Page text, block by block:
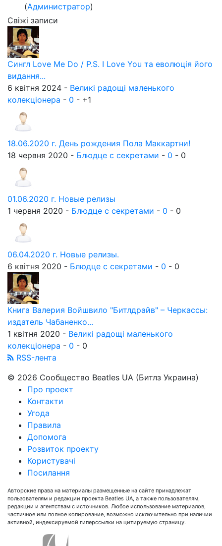
(Администратор)
Свіжі записи
Сингл Love Me Do / P.S. I Love You та еволюція його
видання...
6 квітня 2024 - Великі радощі маленького
колекціонера - 0 - +1
18.06.2020 г. День рождения Пола Маккартни!
18 червня 2020 - Блюдце с секретами - 0 - 0
01.06.2020 г. Новые релизы
1 червня 2020 - Блюдце с секретами - 0 - 0
06.04.2020 г. Новые релизы.
6 квітня 2020 - Блюдце с секретами - 0 - 0
Книга Валерия Войшвило "Битлдрайв" – Черкассы:
издатель Чабаненко...
1 квітня 2020 - Великі радощі маленького
колекціонера - 0 - 0
RSS-лента
© 2026 Сообщество Beatles UA (Битлз Украина)
Про проект
Контакти
Угода
Правила
Допомога
Розвиток проекту
Користувачі
Посилання
Авторские права на материалы размещенные на сайте принадлежат
пользователям и редакции проекта Beatles UA, а также пользователям,
редакции и агентствам с источников. Любое использование материалов,
частичное или полное копирование, возможно исключительно при наличии
активной, индексируемой гиперссылки на цитируемую страницу.